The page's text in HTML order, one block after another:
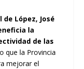
López, José
la
de las
que la Provincia
mejorar el